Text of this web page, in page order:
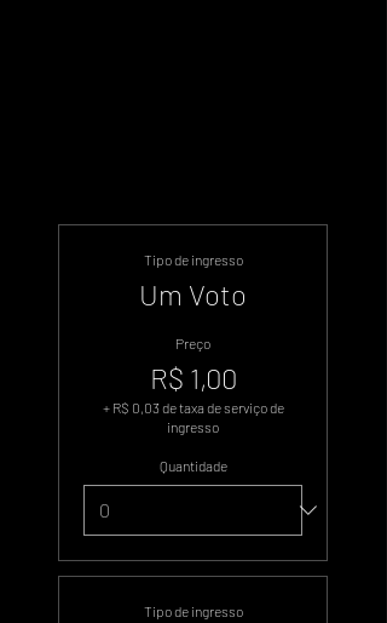
Tipo de ingresso
Um Voto
Preço
R$ 1,00
+ R$ 0,03 de taxa de serviço de
ingresso
Quantidade
Tipo de ingresso